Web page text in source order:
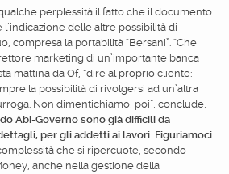
perplessità il fatto che il documento
delle altre possibilità di
compresa la portabilità “Bersani”. “Che
marketing di un’importante banca
mattina da Of, “dire al proprio cliente:
la possibilità di rivolgersi ad un’altra
Non dimentichiamo, poi”, conclude,
Abi-Governo sono già difficili da
per gli addetti ai lavori. Figuriamoci
che si ripercuote, secondo
anche nella gestione della